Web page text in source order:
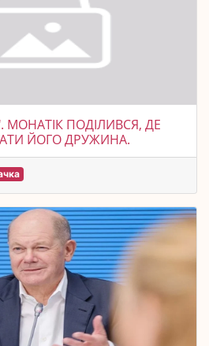
МОНАТІК ПОДІЛИВСЯ, ДЕ
ЙОГО ДРУЖИНА.